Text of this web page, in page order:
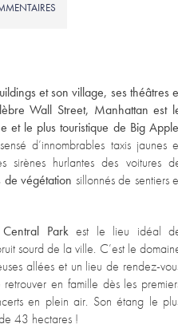
et son village, ses théâtres
Wall Street, Manhattan est
le plus touristique de Big Apple
d’innombrables taxis jaunes
sirènes hurlantes des voitures
végétation sillonnés de sentiers
Central Park est le lieu idéal
sourd de la ville. C’est le
allées et un lieu de rendez-
en famille dès les
en plein air. Son étang le
43 hectares !